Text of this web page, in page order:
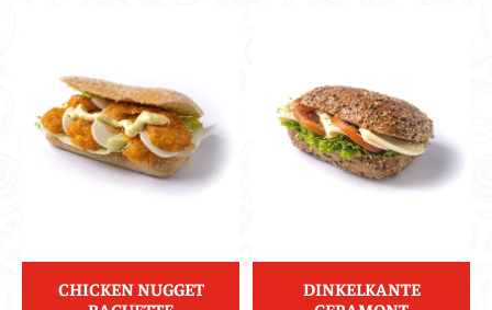
CHICKEN NUGGET
DINKELKANTE